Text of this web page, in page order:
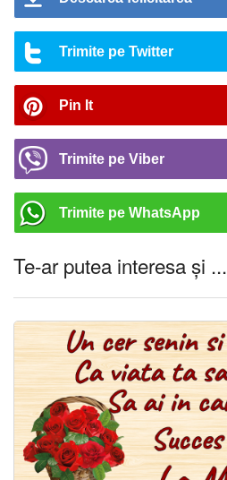
Trimite pe Twitter
Pin It
Trimite pe Viber
Trimite pe WhatsApp
Te-ar putea interesa și ...